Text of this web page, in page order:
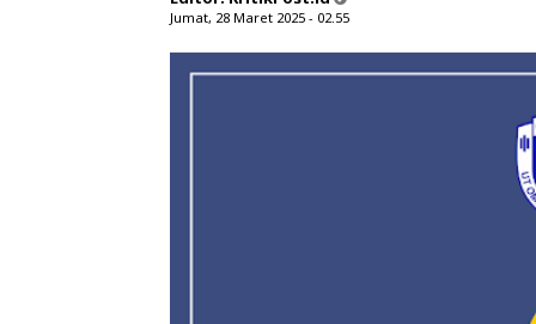
Jumat, 28 Maret 2025 - 02.55